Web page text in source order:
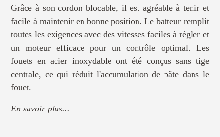
Grâce à son cordon blocable, il est agréable à tenir et
facile à maintenir en bonne position. Le batteur remplit
toutes les exigences avec des vitesses faciles à régler et
un moteur efficace pour un contrôle optimal. Les
fouets en acier inoxydable ont été conçus sans tige
centrale, ce qui réduit l'accumulation de pâte dans le
fouet.
En savoir plus...